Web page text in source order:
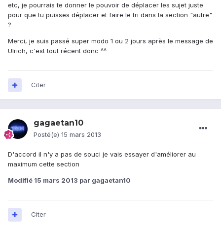
etc, je pourrais te donner le pouvoir de déplacer les sujet juste
pour que tu puisses déplacer et faire le tri dans la section "autre"
?
Merci, je suis passé super modo 1 ou 2 jours après le message de
Ulrich, c'est tout récent donc ^^
Citer
gagaetan10
Posté(e) 15 mars 2013
D'accord il n'y a pas de souci je vais essayer d'améliorer au
maximum cette section
Modifié 15 mars 2013 par gagaetan10
Citer